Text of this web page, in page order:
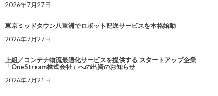
2026年7月27日
東京ミッドタウン八重洲でロボット配送サービスを本格始動
2026年7月27日
上組／コンテナ物流最適化サービスを提供する スタートアップ企業
「OneStream株式会社」への出資のお知らせ
2026年7月21日